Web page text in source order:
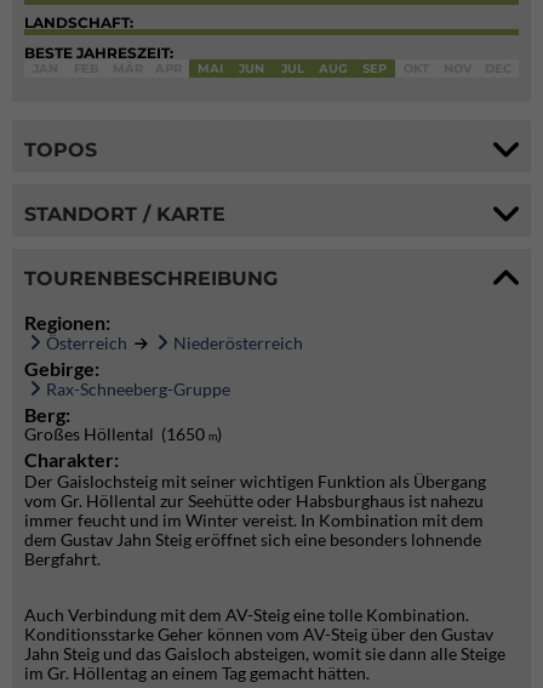
LANDSCHAFT:
BESTE JAHRESZEIT:
MAI JUN JUL AUG SEP
TOPOS
STANDORT / KARTE
TOURENBESCHREIBUNG
Regionen:
Österreich Niederösterreich
Gebirge:
Rax-Schneeberg-Gruppe
Berg:
Großes Höllental (1650 m)
Charakter:
Der Gaislochsteig mit seiner wichtigen Funktion als Übergang
vom Gr. Höllental zur Seehütte oder Habsburghaus ist nahezu
immer feucht und im Winter vereist. In Kombination mit dem
dem Gustav Jahn Steig eröffnet sich eine besonders lohnende
Bergfahrt.
Auch Verbindung mit dem AV-Steig eine tolle Kombination.
Konditionsstarke Geher können vom AV-Steig über den Gustav
Jahn Steig und das Gaisloch absteigen, womit sie dann alle Steige
im Gr. Höllentag an einem Tag gemacht hätten.